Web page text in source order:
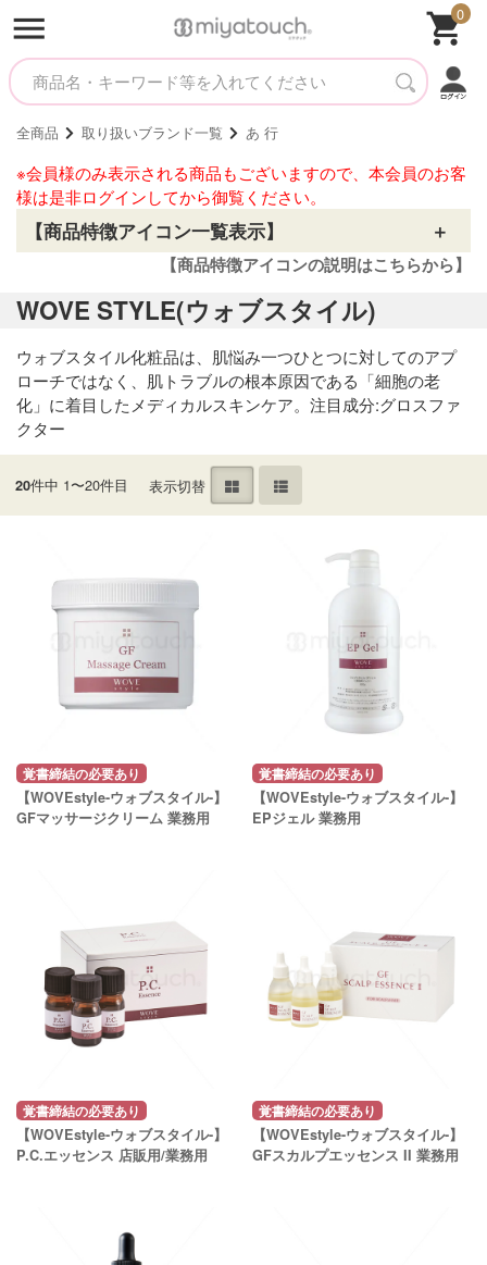
0
全商品 取り扱いブランド一覧 あ 行
※会員様のみ表示される商品もございますので、本会員のお客
様は是非ログインしてから御覧ください。
【商品特徴アイコン一覧表示】
【商品特徴アイコンの説明はこちらから】
WOVE STYLE(ウォブスタイル)
ウォブスタイル化粧品は、肌悩み一つひとつに対してのアプ
ローチではなく、肌トラブルの根本原因である「細胞の老
化」に着目したメディカルスキンケア。注目成分:グロスファ
クター
20件中 1〜20件目 表示切替
覚書締結の必要あり
【WOVEstyle-ウォブスタイル-】
GFマッサージクリーム 業務用
覚書締結の必要あり
【WOVEstyle-ウォブスタイル-】
EPジェル 業務用
覚書締結の必要あり
【WOVEstyle-ウォブスタイル-】
P.C.エッセンス 店販用/業務用
覚書締結の必要あり
【WOVEstyle-ウォブスタイル-】
GFスカルプエッセンス II 業務用